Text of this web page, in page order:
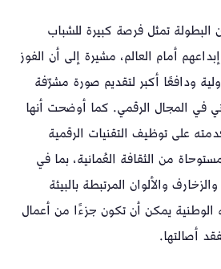
تمثل فرصة كبيرة للشباب
أمام العالم، مشيرة إلى أن الفوز
ودافعًا أكبر لتقديم صورة مشرّفة
في المجال الرقمي. كما أوضحت أنها
على توظيف التقنيات الرقمية
من الثقافة العُمانية، بما في
والألوان المرتبطة بالبيئة
الوطنية يمكن أن تكون جزءًا من أعمال
أصالتها.